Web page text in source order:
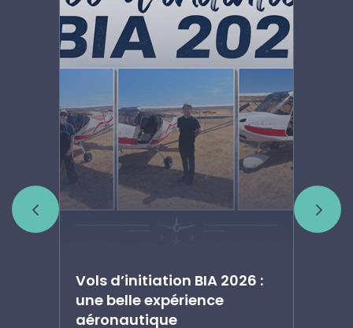
Vols d’initiation BIA 2026 :
une belle expérience
aéronautique